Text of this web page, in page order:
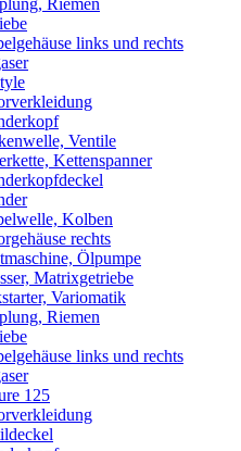
links und rechts
Ventile
Kettenspanner
Kolben
rechts
Ölpumpe
Matrixgetriebe
Variomatik
Riemen
links und rechts
125